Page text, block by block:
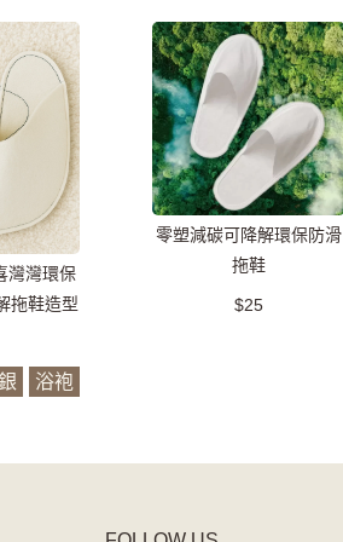
灣灣環保
拖鞋造型
零塑減碳可降解環保防滑
拖鞋
$25
浴袍